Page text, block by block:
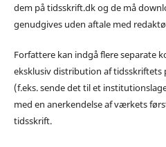
dem på tidsskrift.dk og de må
genudgives uden aftale med
Forfattere kan indgå flere separate
eksklusiv distribution af
(f.eks. sende det til et
med en anerkendelse af værkets
tidsskrift.